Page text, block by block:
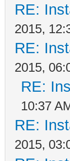
RE:
2015,
RE:
2015,
RE:
10:37
RE:
2015,